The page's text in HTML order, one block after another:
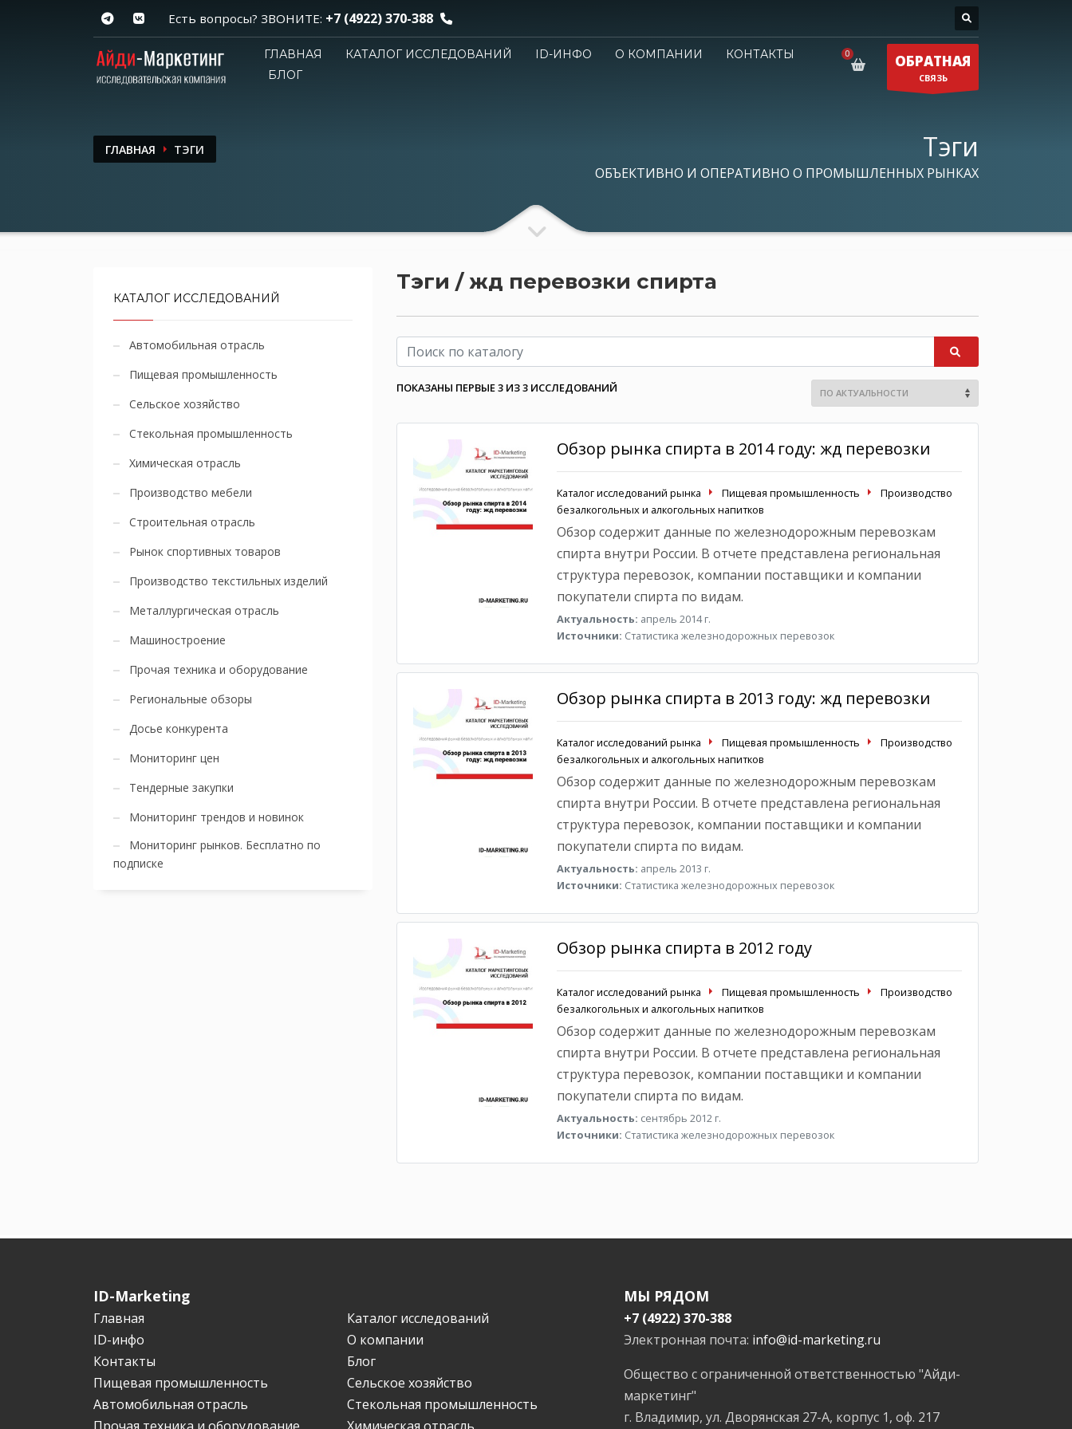
Есть вопросы? ЗВОНИТЕ: +7 (4922) 370-388
ГЛАВНАЯ КАТАЛОГ ИССЛЕДОВАНИЙ ID-ИНФО О КОМПАНИИ
КОНТАКТЫ
БЛОГ
ОБРАТНАЯ
СВЯЗЬ
ГЛАВНАЯ ТЭГИ Тэги
ОБЪЕКТИВНО И ОПЕРАТИВНО О ПРОМЫШЛЕННЫХ РЫНКАХ
Тэги / жд перевозки спирта
ПОКАЗАНЫ ПЕРВЫЕ 3 ИЗ 3 ИССЛЕДОВАНИЙ
Обзор рынка спирта в 2014 году: жд перевозки
Каталог исследований рынка Пищевая промышленность
Производство
безалкогольных и алкогольных напитков
Обзор содержит данные по железнодорожным перевозкам
спирта внутри России. В отчете представлена региональная
структура перевозок, компании поставщики и компании
покупатели спирта по видам.
Актуальность: апрель 2014 г.
Источники: Статистика железнодорожных перевозок
Обзор рынка спирта в 2013 году: жд перевозки
Каталог исследований рынка Пищевая промышленность
Производство
безалкогольных и алкогольных напитков
Обзор содержит данные по железнодорожным перевозкам
спирта внутри России. В отчете представлена региональная
структура перевозок, компании поставщики и компании
покупатели спирта по видам.
Актуальность: апрель 2013 г.
Источники: Статистика железнодорожных перевозок
Обзор рынка спирта в 2012 году
Каталог исследований рынка Пищевая промышленность
Производство
безалкогольных и алкогольных напитков
Обзор содержит данные по железнодорожным перевозкам
спирта внутри России. В отчете представлена региональная
структура перевозок, компании поставщики и компании
покупатели спирта по видам.
Актуальность: сентябрь 2012 г.
Источники: Статистика железнодорожных перевозок
КАТАЛОГ ИССЛЕДОВАНИЙ
Автомобильная отрасль
Пищевая промышленность
Сельское хозяйство
Стекольная промышленность
Химическая отрасль
Производство мебели
Строительная отрасль
Рынок спортивных товаров
Производство текстильных изделий
Металлургическая отрасль
Машиностроение
Прочая техника и оборудование
Региональные обзоры
Досье конкурента
Мониторинг цен
Тендерные закупки
Мониторинг трендов и новинок
Мониторинг рынков. Бесплатно по
подписке
ID-Marketing
Главная
Каталог исследований
ID-инфо
О компании
Контакты
Блог
Пищевая промышленность
Сельское хозяйство
Автомобильная отрасль
Стекольная промышленность
МЫ РЯДОМ
+7 (4922) 370-388
Электронная почта: info@id-marketing.ru
Общество с ограниченной ответственностью "Айди-
маркетинг"
г. Владимир, ул. Дворянская 27-А, корпус 1, оф. 217